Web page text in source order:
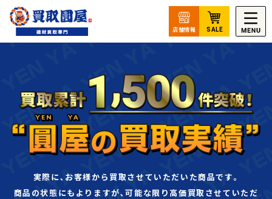
実際に､お客様から買取させていただいた商品です｡
商品の状態にもよりますが､可能な限り高価買取させていただ